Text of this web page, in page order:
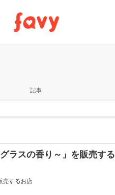
記事
ラスの香り～」を販売する
売するお店